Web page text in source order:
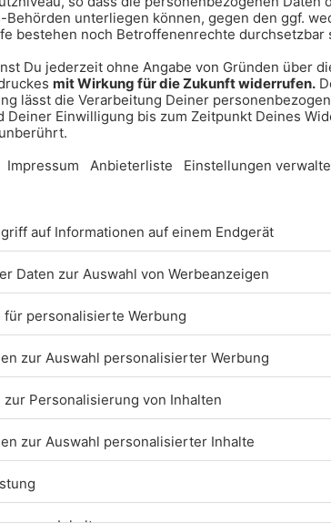
DARAN, UNSERE
BARRIEREFREI ZU
GESTALTEN - GEMÄSS
NFORDERUNGEN DES B
ENN SIE AUF
TOSSEN ODER UN
TERSTÜTZUNG BE
NÖTIGEN,
E UNS GERNE.
info@radiogong.de